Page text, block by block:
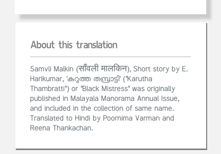
About this translation
Samvli Malkin (साँवली मालकिन), Short story by E.
Harikumar, 'കറുത്ത തമ്പ്രാട്ടി' ("Karutha
Thambratti") or "Black Mistress" was originally
published in Malayala Manorama Annual Issue,
and included in the collection of same name.
Translated to Hindi by Poornima Varman and
Reena Thankachan.